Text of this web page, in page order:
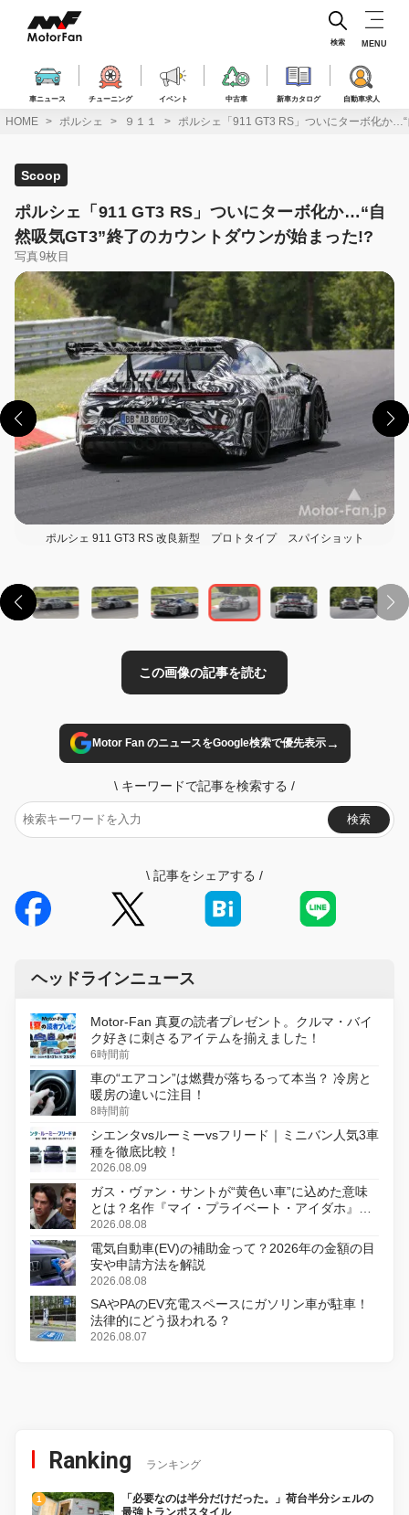
ス
車ニュース チューニング イベント 中古車 新車カタログ 自動車求人
検索 MENU
HOME ポルシェ ９１１ ポルシェ「911 GT3 RS」ついにターボ化か
Scoop
ポルシェ「911 GT3 RS」ついにターボ化か…“自
然吸気GT3”終了のカウントダウンが始まった!?
写真9枚目
ポルシェ 911 GT3 RS 改良新型 プロトタイプ スパイショット
Motor Fan のニュースをGoogle検索で優先表示→
\ キーワードで記事を検索する /
検索
\ 記事をシェアする /
ヘッドラインニュース
Motor-Fan 真夏の読者プレゼント。クルマ・バイ
ク好きに刺さるアイテムを揃えました！
6時間前
車の“エアコン”は燃費が落ちるって本当？ 冷房と
暖房の違いに注目！
8時間前
シエンタvsルーミーvsフリード｜ミニバン人気3車
種を徹底比較！
2026.08.09
ガス・ヴァン・サントが“黄色い車”に込めた意味
とは？名作『マイ・プライベート・アイダホ』が
初のデジタルリマスター版で復活
2026.08.08
電気自動車(EV)の補助金って？2026年の金額の目
安や申請方法を解説
2026.08.08
SAやPAのEV充電スペースにガソリン車が駐車！
法律的にどう扱われる？
2026.08.07
Ranking ランキング
「必要なのは半分だけだった。」荷台半分シェルの
最強トランポスタイル